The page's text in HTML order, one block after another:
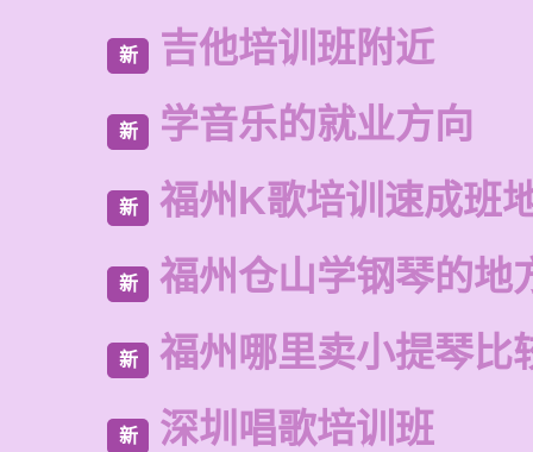
新 吉他培训班附近
新 学音乐的就业方向
新 福州K歌培训速成班
新 福州仓山学钢琴的地
新 福州哪里卖小提琴比
新 深圳唱歌培训班